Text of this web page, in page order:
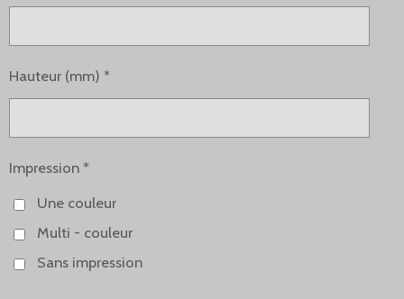
Hauteur (mm) *
Impression *
Une couleur
Multi - couleur
Sans impression